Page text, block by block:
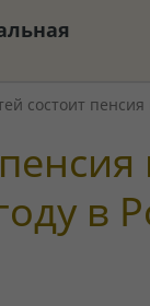
состоит пенсия
в